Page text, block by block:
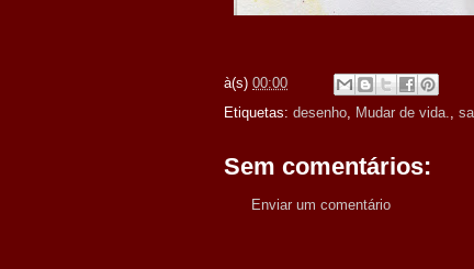
à(s) 00:00
Etiquetas: desenho, Mudar de vida.,
Sem comentários:
Enviar um comentário